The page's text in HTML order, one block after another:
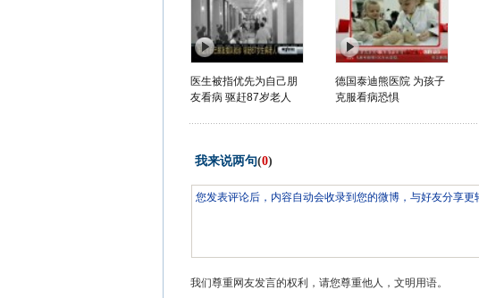
医生被指优先为自己朋
友看病 驱赶87岁老人
德国泰迪熊医院 为孩子
克服看病恐惧
我来说两句(0)
我们尊重网友发言的权利，请您尊重他人，文明用语。